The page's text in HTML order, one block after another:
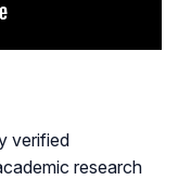
verified
research